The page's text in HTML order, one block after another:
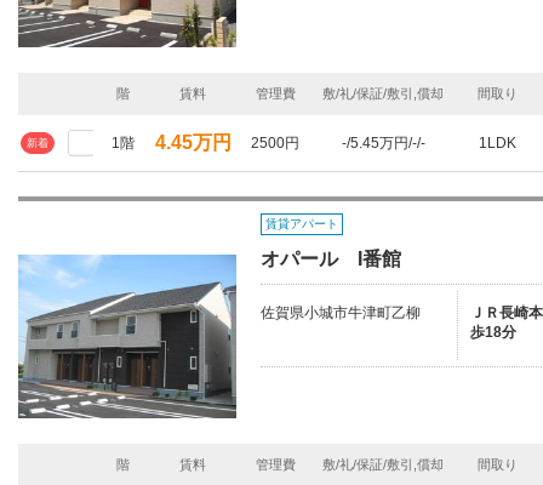
階 賃料 管理費 敷/礼/保証/敷引,償却 間取り
新着 1階 4.45万円 2500円 -/5.45万円/-/- 1LDK
賃貸アパート
オパール I番館
佐賀県小城市牛津町乙柳
ＪＲ長崎
歩18分
階 賃料 管理費 敷/礼/保証/敷引,償却 間取り